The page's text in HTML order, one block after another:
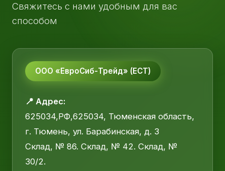
Свяжитесь с нами удобным для вас
способом
ООО «ЕвроСиб-Трейд» (ЕСТ)
📍 Адрес:
625034,РФ,625034, Тюменская область,
г. Тюмень, ул. Барабинская, д. 3
Склад, № 86. Склад, № 42. Склад, №
30/2.